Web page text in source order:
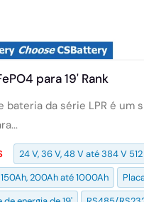
para 19' Rank
bateria da série LPR é um
24 V, 36 V, 48 V até 384 V
200Ah até 1000Ah